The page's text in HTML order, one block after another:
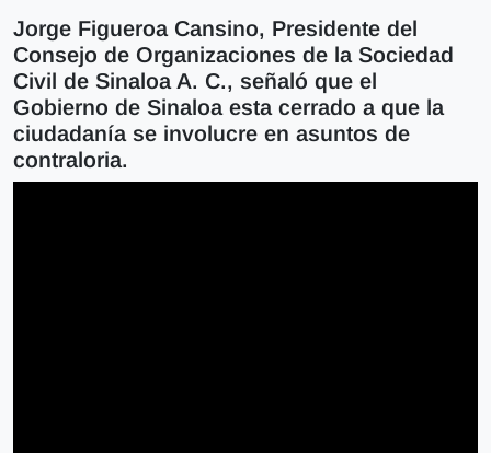
Jorge Figueroa Cansino, Presidente del
Consejo de Organizaciones de la Sociedad
Civil de Sinaloa A. C., señaló que el
Gobierno de Sinaloa esta cerrado a que la
ciudadanía se involucre en asuntos de
contraloria.